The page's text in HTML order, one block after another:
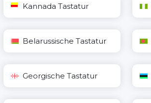
Kannada Tastatur
Belarussische Tastatur
Georgische Tastatur